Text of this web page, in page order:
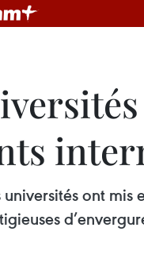
universités ont